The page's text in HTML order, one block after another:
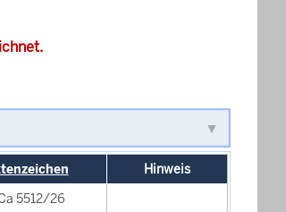
Hinweis
5512/26